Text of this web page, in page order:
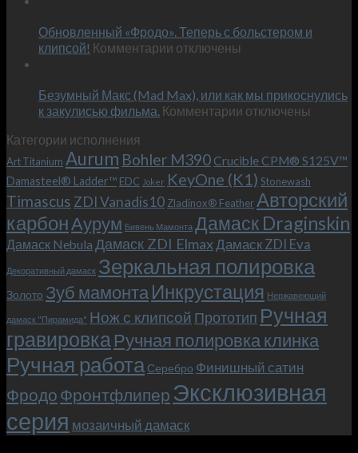
–
и
KeyOne
Обновленный «Фродо». Теперь с больстером и
клипсой! Комментарии к
«Фродо».
Теперь
и
клипсой!
отключены
Безумный Макс (Mad Max), или как мы прикоснулись
к закулисью фильма. Комментарии к
Макс
(Mad
Max),
или
как
мы
прикоснулись
к
фильма.
отключены
Категории исполнения
Art Titanium Aurum Bohler M390Crucible CPM® S125V™
Damasteel® Ladder™ EDC Joker KeyOne (K1) Stonewash
Timascus ZDI Vanadis10 Zladinox® FeatherАвторский
карбонАурум Бивень Мамонта Дамаск Draginskin
Дамаск Nebula Дамаск ZDI ElmaxДамаск ZDI Eva
Декоративный дамаск Зеркальная полировка
Золото Зуб мамонтаИнкрустация Нержавеющий
дамаск "Пирамида" Нож с клипсой Прототип Ручная
гравировкаРучная полировка клинка
Ручная работа Серебро Финишный сатин
Фродо Фронтфлипер Эксклюзивная
серия мозаичный дамаск